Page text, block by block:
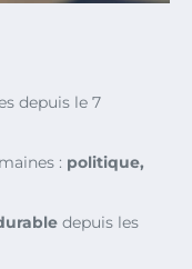
depuis le 7
: politique,
depuis les